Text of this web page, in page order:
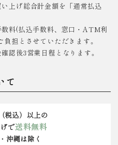
上げ総合計金額を「通常払込
数料(払込手数料、窓口・ATM利
担とさせていただきます。
認後3営業日程となります。
て
税込）以上の
で送料無料
沖縄は除く